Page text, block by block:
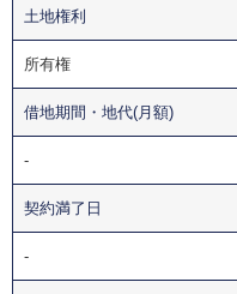
土地権利
所有権
借地期間・地代(月額)
-
契約満了日
-